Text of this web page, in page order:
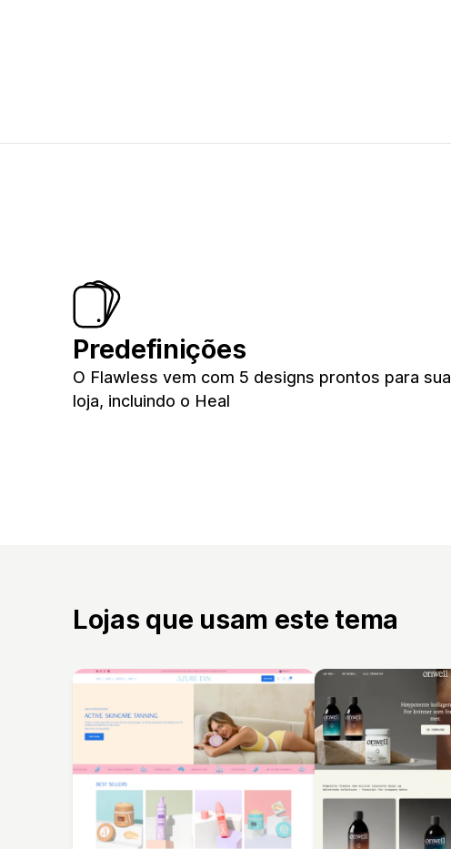
Predefinições
O Flawless vem com 5 designs prontos para sua
loja, incluindo o Heal
Lojas que usam este tema